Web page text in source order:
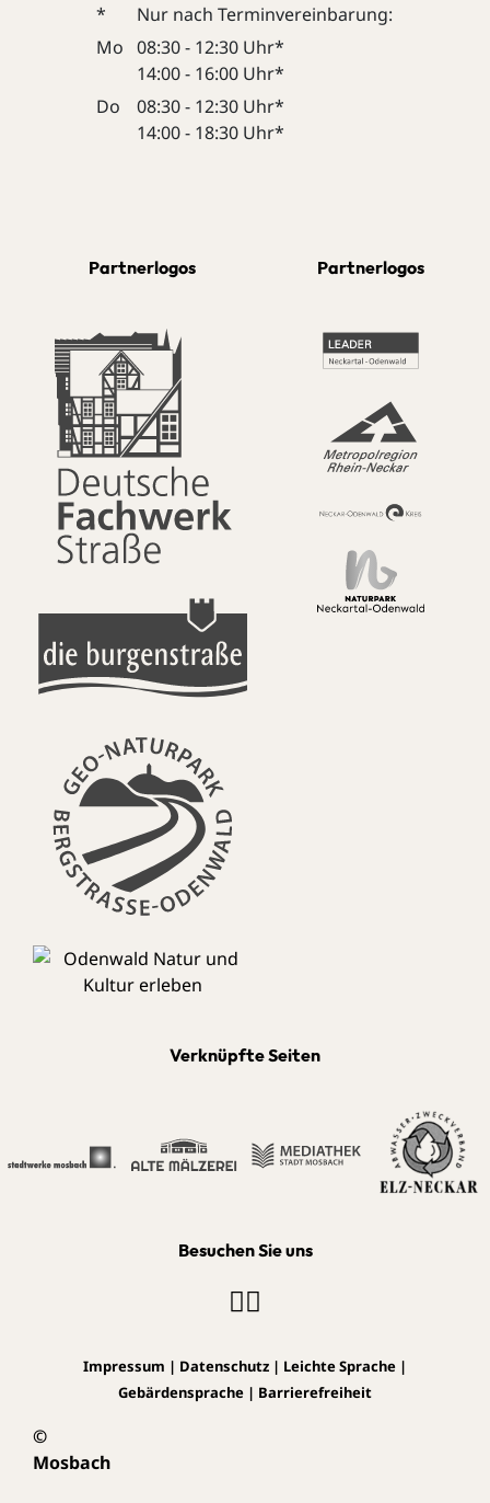
*
Nur nach Terminvereinbarung:
Mo 08:30 - 12:30 Uhr*
14:00 - 16:00 Uhr*
Do
08:30 - 12:30 Uhr*
14:00 - 18:30 Uhr*
Partnerlogos Partnerlogos
Verknüpfte Seiten
Besuchen Sie uns
©
Mosbach
Impressum | Datenschutz | Leichte Sprache |
Gebärdensprache | Barrierefreiheit